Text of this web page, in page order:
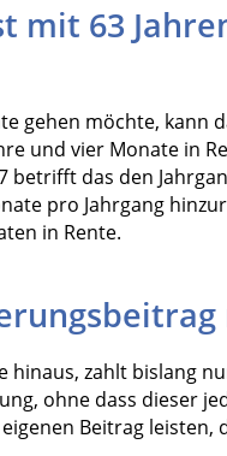
mit 63
gehen möchte, kann
und vier Monate in
betrifft das den
pro Jahrgang
in Rente.
hinaus, zahlt bislang
ohne dass dieser
Beitrag leisten,